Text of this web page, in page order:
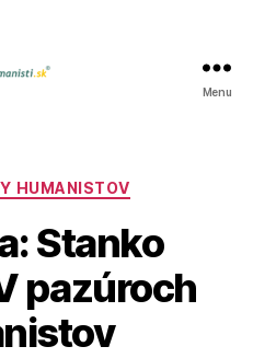
Menu
Kategórie
HUMANISTOV
Stanko
pazúroch